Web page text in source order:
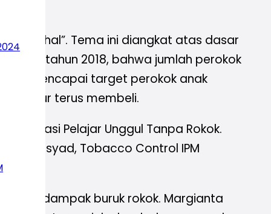
Tema ini diangkat atas dasar
pada tahun 2018, bahwa jumlah perokok
mencapai target perokok anak
tergiur terus membeli.
Pelajar Unggul Tanpa Rokok.
Irsyad, Tobacco Control IPM
dari dampak buruk rokok. Margianta